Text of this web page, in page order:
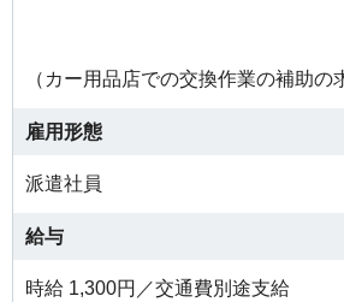
（カー用品店での交換作業の補助の
雇用形態
派遣社員
給与
時給 1,300円／交通費別途支給